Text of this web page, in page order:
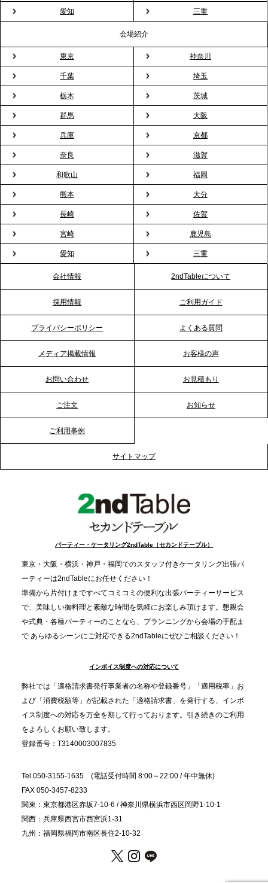
粉レス」な室内花見。福利厚生としても注目され
る、快適で新しいお花見体験
2026.3.5
プレスリリースのご案内｜「室内お花見」の法人利
用が前年比4倍に急増。オフィスに桜が届く福利厚生
2026.2.13
プレスリリースのご案内｜オフィスが「１日限定の
バー」に！福利厚生・社内交流を格上げする《出張
バーテンダー》サービスを開始
2026.1.26
プレスリリースのご案内｜もう「義理チョコ」で悩
まない。職場のバレンタインをケータリングで“福利
厚生”化。採用にも効く新スタイルを提案
RKB毎日放送「RKB NEWS」で、2ndTable「恵方
巻きケータリング」が紹介されました
2026.1.20
ーションを活性化
2025.12.12
事提供を実施へ
TBS「Nスタ」で、2ndTable「1DISH」が紹介され
2025.11.21
プレスリリースのご案内｜忘年会は“移動時間ゼロ
分”の時代へ。法人注文が前年比5倍に伸びた「宅配
オードブル」が提案する、新しい乾杯文化
プレスリリースのご案内｜職場で完結する“忘年会・
納会ケータリング”が人気。幹事負担を軽減し、社内
コミュニケーションを促進
愛知 三重
会場紹介
東京 神奈川
千葉 埼玉
栃木 茨城
群馬 大阪
兵庫 京都
奈良 滋賀
和歌山 福岡
熊本 大分
長崎 佐賀
宮崎 鹿児島
愛知 三重
会社情報 2ndTableについて
採用情報 ご利用ガイド
プライバシーポリシー よくある質問
メディア掲載情報 お客様の声
お問い合わせ お見積もり
ご注文 お知らせ
ご利用事例
サイトマップ
パーティー・ケータリング2ndTable（セカンドテーブル）
東京・大阪・横浜・神戸・福岡でのスタッフ付きケータリング出張パ
ーティーは2ndTableにお任せください！
準備から片付けまですべてコミコミの便利な出張パーティーサービス
で、美味しい御料理と素敵な時間を気軽にお楽しみ頂けます。懇親会
や式典・各種パーティーのことなら、プランニングから会場の手配ま
で あらゆるシーンにご対応できる2ndTableにぜひご相談ください！
インボイス制度への対応について
弊社では「適格請求書発行事業者の名称や登録番号」「適用税率」お
よび「消費税額等」が記載された「適格請求書」を発行する、インボ
イス制度への対応を万全を期して行っております。引き続きのご利用
をよろしくお願い致します。
登録番号：T3140003007835
Tel 050-3155-1635 (電話受付時間 8:00～22:00 / 年中無休)
FAX 050-3457-8233
関東：東京都港区赤坂7-10-6 / 神奈川県横浜市西区岡野1-10-1
関西：兵庫県西宮市西宮浜1-31
九州：福岡県福岡市南区長住2-10-32